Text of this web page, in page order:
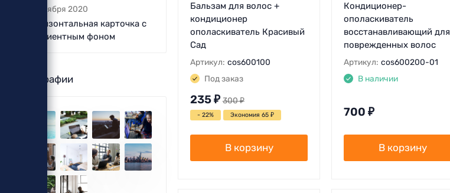
5 октября 2020
Горизонтальная карточка с
градиентным фоном
Фотографии
Бальзам для волос +
кондиционер
ополаскиватель Красивый
Сад
Артикул: cos600100
Под заказ
235₽ 300₽
- 22% Экономия 65 ₽
В корзину
Кондиционер-
ополаскиватель
восстанавливающий для
поврежденных волос
Артикул: cos600200-01
В наличии
700 ₽
В корзину